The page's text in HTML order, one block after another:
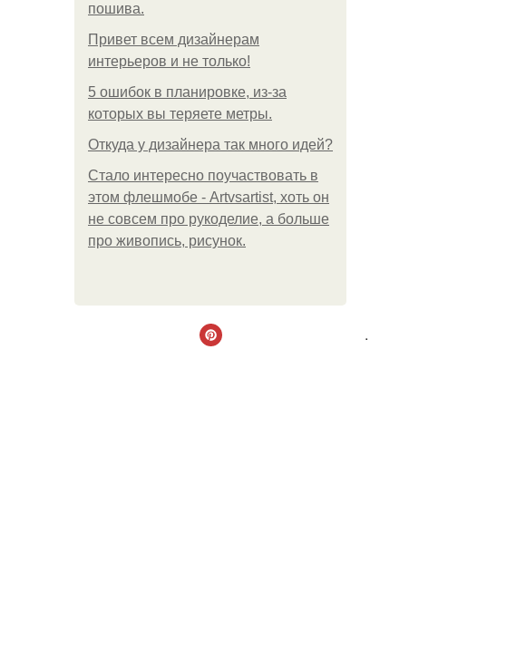
пошива.
Привет всем дизайнерам
интерьеров и не только!
5 ошибок в планировке, из-за
которых вы теряете метры.
Откуда у дизайнера так много идей?
Стало интересно поучаствовать в
этом флешмобе - Artvsartist, хоть он
не совсем про рукоделие, а больше
про живопись, рисунок.
.